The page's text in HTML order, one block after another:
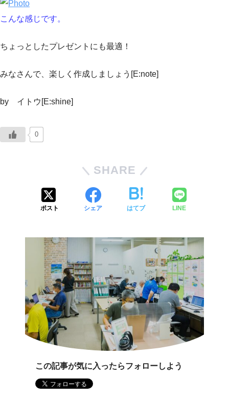
こんな感じです。
ちょっとしたプレゼントにも最適！
みなさんで、楽しく作成しましょう[E:note]
by イトウ[E:shine]
0
SHARE
ポスト シェア はてブ LINE
この記事が気に入ったらフォローしよう